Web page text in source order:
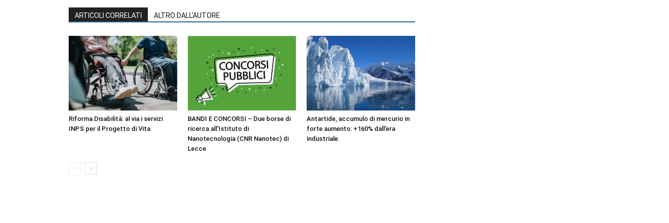
ARTICOLI CORRELATI ALTRO DALL'AUTORE
Riforma Disabilità: al via i servizi
INPS per il Progetto di Vita
BANDI E CONCORSI – Due borse di
ricerca all’Istituto di
Nanotecnologia (CNR Nanotec) di
Lecce
Antartide, accumulo di mercurio in
forte aumento: +160% dall’era
industriale